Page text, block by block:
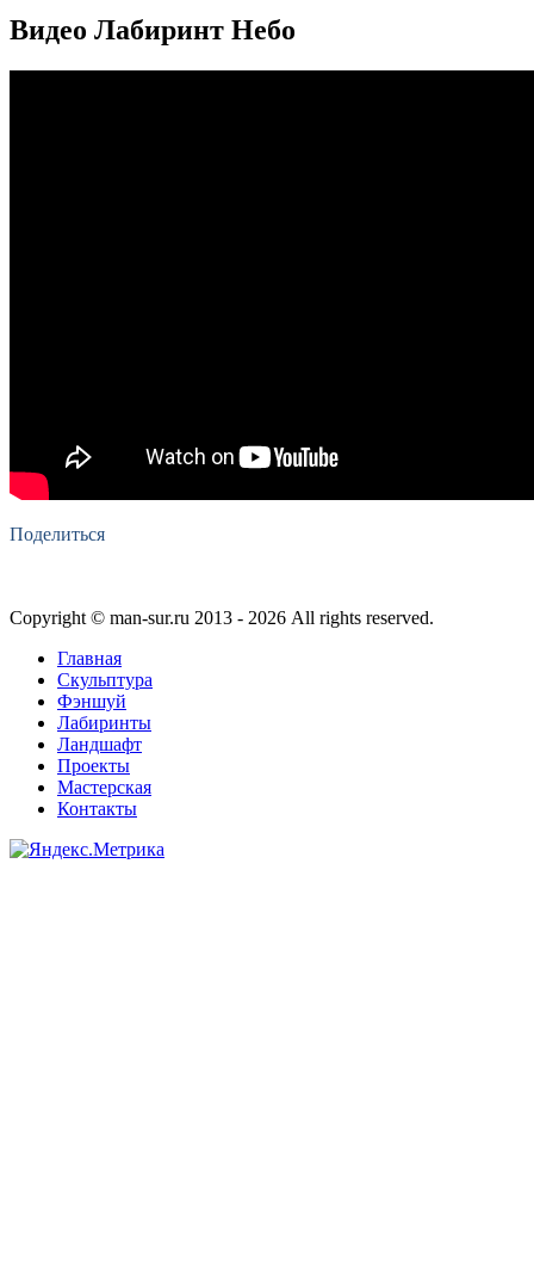
Видео Лабиринт Небо
Поделиться
Copyright © man-sur.ru 2013 - 2026 Аll rights reserved.
Главная
Скульптура
Фэншуй
Лабиринты
Ландшафт
Проекты
Мастерская
Контакты